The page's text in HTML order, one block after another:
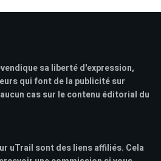
sa liberté d'expression,
qui font de la publicité sur
cas sur le contenu éditorial du
uTrail sont des liens affiliés. Cela